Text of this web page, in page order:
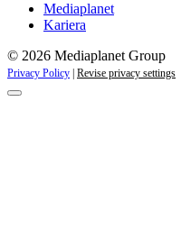
Mediaplanet
Kariera
© 2026 Mediaplanet Group
Privacy Policy Revise privacy settings